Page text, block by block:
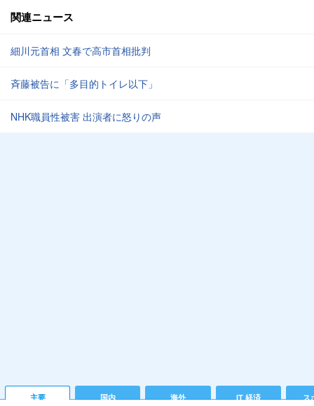
関連ニュース
細川元首相 文春で高市首相批判
斉藤被告に「多目的トイレ以下」
NHK職員性被害 出演者に怒りの声
主要 国内 海外 IT 経済 ス